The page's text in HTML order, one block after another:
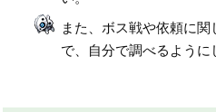
また、ボス戦や依頼に
で、自分で調べ